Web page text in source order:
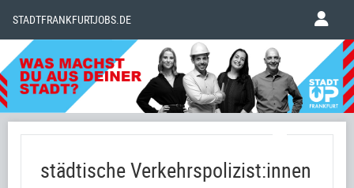
STADTFRANKFURTJOBS.DE
städtische Verkehrspolizist:innen